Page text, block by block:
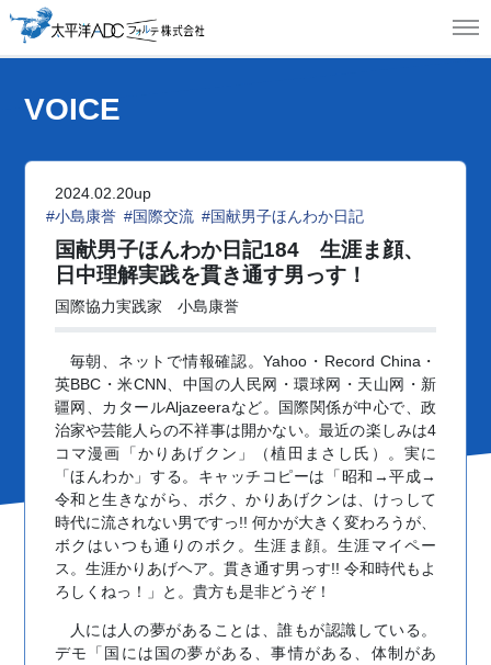
VOICE
2024.02.20up
#小島康誉 #国際交流 #国献男子ほんわか日記
国献男子ほんわか日記184
生涯ま顔、
日中理解実践を貫き通す男っす！
国際協力実践家 小島康誉
毎朝、ネットで情報確認。Yahoo・Record China・
英BBC・米CNN、中国の人民网・環球网・天山网・新
疆网、カタールAljazeeraなど。国際関係が中心で、政
治家や芸能人らの不祥事は開かない。最近の楽しみは4
コマ漫画「かりあげクン」（植田まさし氏）。実に
「ほんわか」する。キャッチコピーは「昭和→平成→
令和と生きながら、ボク、かりあげクンは、けっして
時代に流されない男ですっ!! 何かが大きく変わろうが、
ボクはいつも通りのボク。生涯ま顔。生涯マイペー
ス。生涯かりあげヘア。貫き通す男っす!! 令和時代もよ
ろしくねっ！」と。貴方も是非どうぞ！
人には人の夢があることは、誰もが認識している。
デモ「国には国の夢がある、事情がある、体制があ